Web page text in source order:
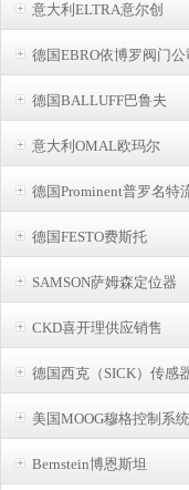
意大利ELTRA意尔创
德国EBRO依博罗阀门公
德国BALLUFF巴鲁夫
意大利OMAL欧玛尔
德国Prominent普罗名特
德国FESTO费斯托
SAMSON萨姆森定位器
CKD喜开理供应销售
德国西克（SICK）传感
美国MOOG穆格控制系统
Bernstein博恩斯坦